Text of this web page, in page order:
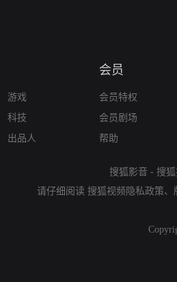
游戏
科技
出品人
会员
会员特权
会员剧场
帮助
搜狐影音 - 搜
请仔细阅读 搜狐视频隐私政策、